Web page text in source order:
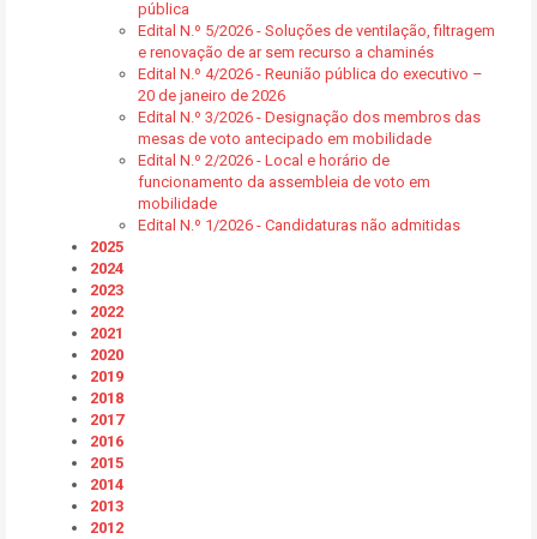
pública
Edital N.º 5/2026 - Soluções de ventilação, filtragem
e renovação de ar sem recurso a chaminés
Edital N.º 4/2026 - Reunião pública do executivo –
20 de janeiro de 2026
Edital N.º 3/2026 - Designação dos membros das
mesas de voto antecipado em mobilidade
Edital N.º 2/2026 - Local e horário de
funcionamento da assembleia de voto em
mobilidade
Edital N.º 1/2026 - Candidaturas não admitidas
2025
2024
2023
2022
2021
2020
2019
2018
2017
2016
2015
2014
2013
2012